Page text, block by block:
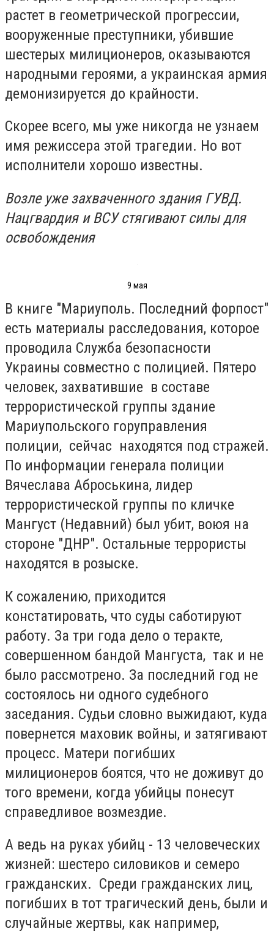
растет в геометрической прогрессии,
вооруженные преступники, убившие
шестерых милиционеров, оказываются
народными героями, а украинская армия
демонизируется до крайности.
Скорее всего, мы уже никогда не узнаем
имя режиссера этой трагедии. Но вот
исполнители хорошо известны.
Возле уже захваченного здания ГУВД.
Нацгвардия и ВСУ стягивают силы для
освобождения
9 мая
В книге "Мариуполь. Последний форпост"
есть материалы расследования, которое
проводила Служба безопасности
Украины совместно с полицией. Пятеро
человек, захватившие в составе
террористической группы здание
Мариупольского горуправления
полиции, сейчас находятся под стражей.
По информации генерала полиции
Вячеслава Аброськина, лидер
террористической группы по кличке
Мангуст (Недавний) был убит, воюя на
стороне "ДНР". Остальные террористы
находятся в розыске.
К сожалению, приходится
констатировать, что суды саботируют
работу. За три года дело о теракте,
совершенном бандой Мангуста, так и не
было рассмотрено. За последний год не
состоялось ни одного судебного
заседания. Судьи словно выжидают, куда
повернется маховик войны, и затягивают
процесс. Матери погибших
милиционеров боятся, что не доживут до
того времени, когда убийцы понесут
справедливое возмездие.
А ведь на руках убийц - 13 человеческих
жизней: шестеро силовиков и семеро
гражданских. Среди гражданских лиц,
погибших в тот трагический день, были и
случайные жертвы, как например,